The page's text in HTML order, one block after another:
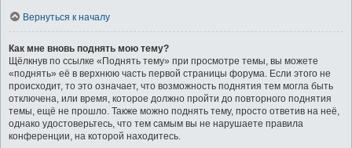
Вернуться к началу
Как мне вновь поднять мою тему?
Щёлкнув по ссылке «Поднять тему» при просмотре темы, вы можете
«поднять» её в верхнюю часть первой страницы форума. Если этого не
происходит, то это означает, что возможность поднятия тем могла быть
отключена, или время, которое должно пройти до повторного поднятия
темы, ещё не прошло. Также можно поднять тему, просто ответив на неё,
однако удостоверьтесь, что тем самым вы не нарушаете правила
конференции, на которой находитесь.